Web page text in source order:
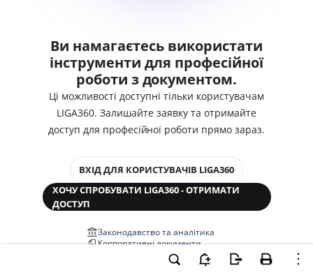
Ви намагаєтесь використати
інструменти для професійної
роботи з документом.
Ці можливості доступні тільки користувачам
LIGA360. Залишайте заявку та отримайте
доступ для професійної роботи прямо зараз.
ВХІД ДЛЯ КОРИСТУВАЧІВ LIGA360
ХОЧУ СПРОБУВАТИ LIGA360 - ОТРИМАТИ
ДОСТУП
Законодавство та аналітика
Корпоративні документи
Перевірка компаній та персон
Медіааналіз та репутація